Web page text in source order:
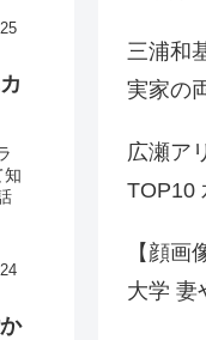
知
三浦和
実家の
広瀬ア
TOP10
【顔
大学 妻